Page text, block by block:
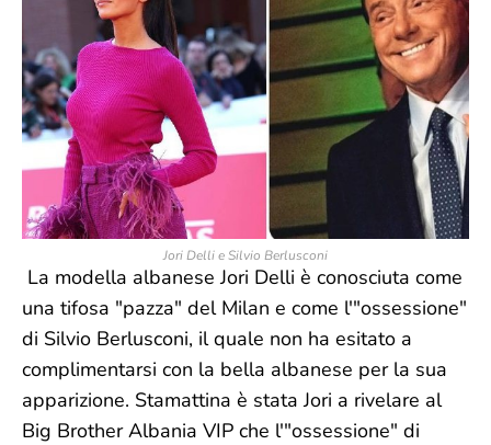
Jori Delli e Silvio Berlusconi
La modella albanese Jori Delli è conosciuta come
una tifosa "pazza" del Milan e come l'"ossessione"
di Silvio Berlusconi, il quale non ha esitato a
complimentarsi con la bella albanese per la sua
apparizione. Stamattina è stata Jori a rivelare al
Big Brother Albania VIP che l'"ossessione" di